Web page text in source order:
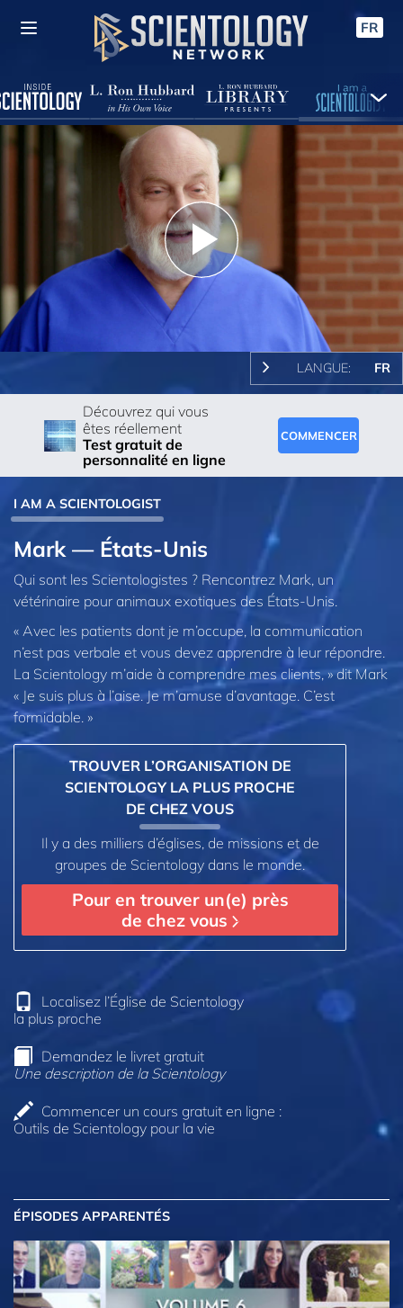
FR
Play
LANGUE: FR
Découvrez qui vous
êtes réellement
Test gratuit de
personnalité en ligne
COMMENCER
I AM A SCIENTOLOGIST
Mark — États-Unis
Qui sont les Scientologistes ? Rencontrez Mark, un
vétérinaire pour animaux exotiques des États-Unis.
« Avec les patients dont je m’occupe, la communication
n’est pas verbale et vous devez apprendre à leur répondre.
La Scientology m’aide à comprendre mes clients, » dit Mark
« Je suis plus à l’aise. Je m’amuse d’avantage. C’est
formidable. »
TROUVER L’ORGANISATION DE
SCIENTOLOGY LA PLUS PROCHE
DE CHEZ VOUS
Il y a des milliers d’églises, de missions et de
groupes de Scientology dans le monde.
Pour en trouver un(e) près
de chez vous
Localisez l’Église de Scientology
la plus proche
Demandez le livret gratuit
Une description de la Scientology
Commencer un cours gratuit en ligne :
Outils de Scientology pour la vie
ÉPISODES APPARENTÉS